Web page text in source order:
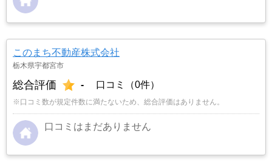
このまち不動産株式会社
栃木県宇都宮市
総合評価 - 口コミ（0件）
※口コミ数が規定件数に満たないため、総合評価はありません。
口コミはまだありません